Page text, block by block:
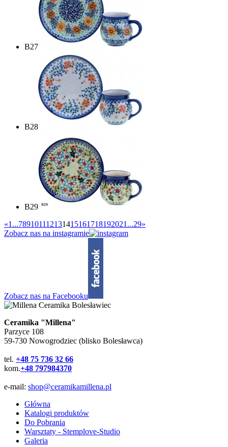
B27
B28
B29
«1...789101112131415161718192021 ...29»
Zobacz nas na instagramie
Zobacz nas na Facebooku
Ceramika "Millena"
Parzyce 108
59-730 Nowogrodziec (blisko Bolesławca)
tel. +48 75 736 32 66
kom.+48 797984370
e-mail: shop@ceramikamillena.pl
Główna
Katalogi produktów
Do Pobrania
Warsztaty - Stemplove-Studio
Galeria